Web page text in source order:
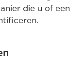
die u of een